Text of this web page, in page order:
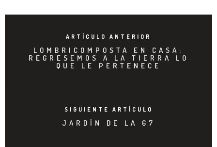
ARTÍCULO ANTERIOR
LOMBRICOMPOSTA EN CASA:
REGRESEMOS A LA TIERRA LO
QUE LE PERTENECE
SIGUIENTE ARTÍCULO
JARDÍN DE LA 67